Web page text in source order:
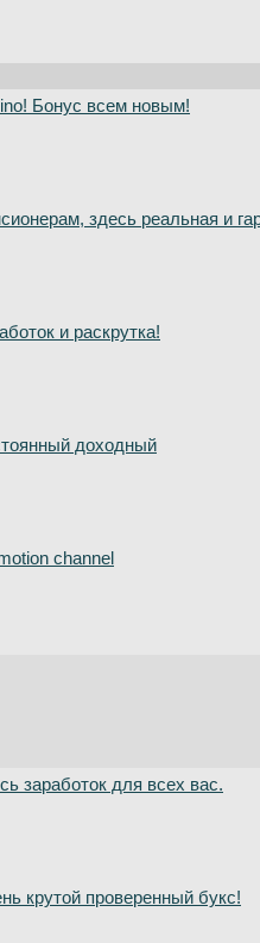
Бонус всем новым!
здесь реальная и
и раскрутка!
доходный
channel
заработок для всех вас.
крутой проверенный букс!